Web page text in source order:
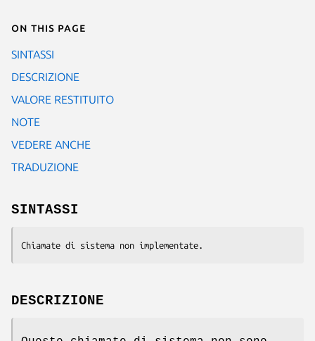
On this page
SINTASSI
DESCRIZIONE
VALORE RESTITUITO
NOTE
VEDERE ANCHE
TRADUZIONE
SINTASSI
Chiamate di sistema non implementate.
DESCRIZIONE